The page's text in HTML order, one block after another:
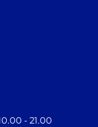
- 21.00